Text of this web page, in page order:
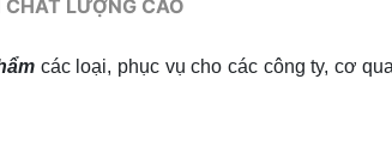
LƯỢNG CAO
các loại, phục vụ cho các công ty, cơ